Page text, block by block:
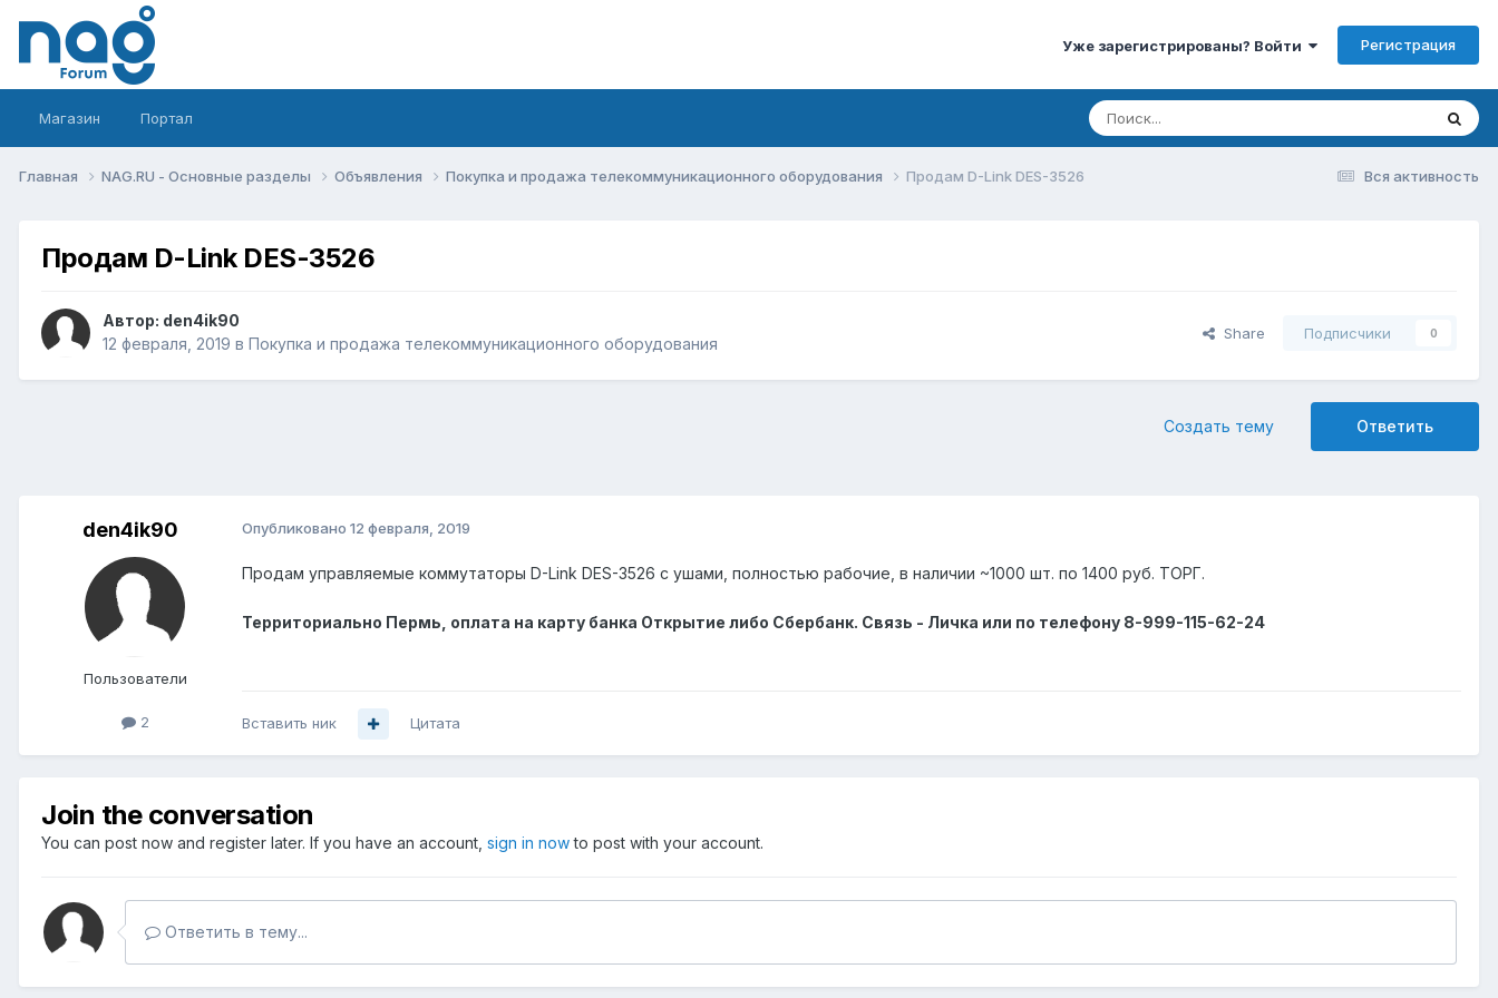
Уже зарегистрированы? Войти Регистрация
Магазин Портал
Вся активность
Главная NAG.RU - Основные разделы Объявления Покупка и продажа телекоммуникационного оборудования Продам D-Link DES-3526
Продам D-Link DES-3526
Автор: den4ik90
12 февраля, 2019 в Покупка и продажа телекоммуникационного оборудования
Share Подписчики 0
Ответить
Создать тему
den4ik90
Пользователи
2
Опубликовано 12 февраля, 2019
Продам управляемые коммутаторы D-Link DES-3526 с ушами, полностью рабочие, в наличии ~1000 шт. по 1400 руб. ТОРГ.
Территориально Пермь, оплата на карту банка Открытие либо Сбербанк. Связь - Личка или по телефону 8-999-115-62-24
Вставить ник Цитата
Join the conversation
You can post now and register later. If you have an account, sign in nowto post with your account.
Ответить в тему...